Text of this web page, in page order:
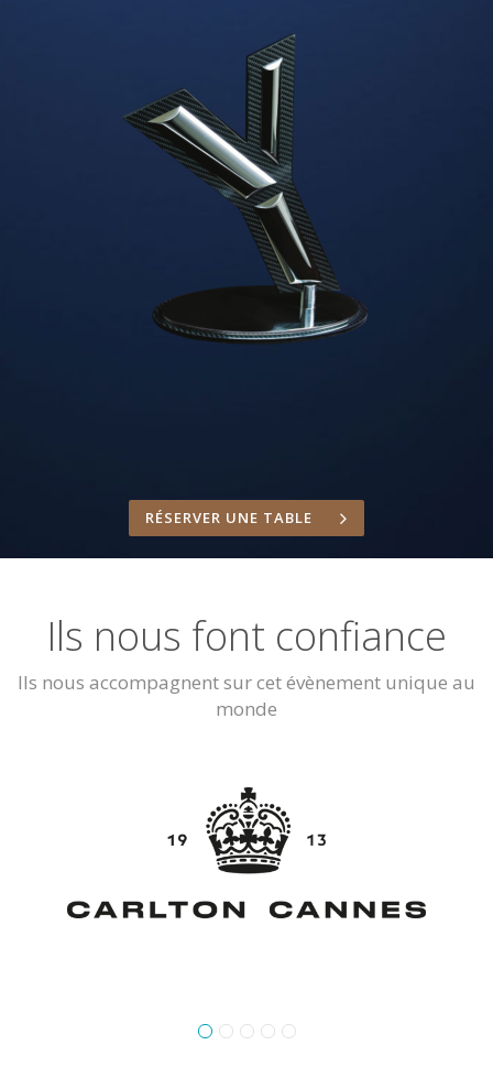
RÉSERVER UNE TABLE
Ils nous font confiance
Ils nous accompagnent sur cet évènement unique au
monde